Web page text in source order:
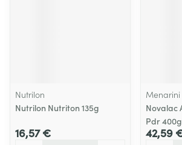
Nutrilon
Nutrilon Nutriton 135g
16,57 €
Menarini
Novalac
Pdr
42,59